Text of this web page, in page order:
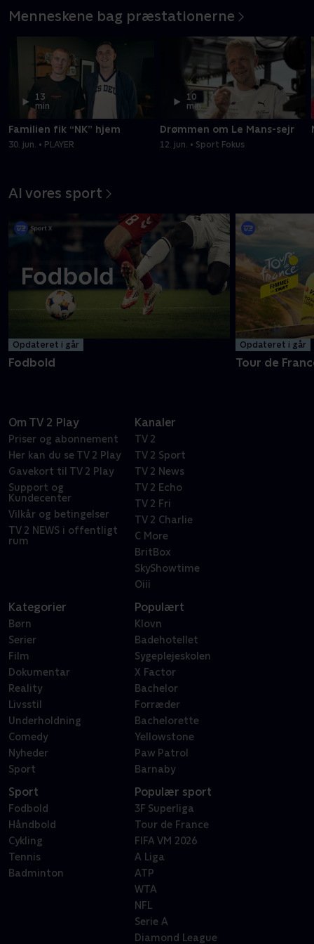
Menneskene bag præstationerne
13
min
Familien fik “NK” hjem
30. jun. • PLAYER
10
min
Drømmen om Le Mans-sejr
12. jun. • Sport Fokus
Al vores sport
Opdateret i går
Fodbold
Opdateret i går
Tour de
Om TV 2 Play
Priser og abonnement
Her kan du se TV 2 Play
Gavekort til TV 2 Play
Support og
Kundecenter
Vilkår og betingelser
TV 2 NEWS i offentligt
rum
Kanaler
TV 2
TV 2 Sport
TV 2 News
TV 2 Echo
TV 2 Fri
TV 2 Charlie
C More
BritBox
SkyShowtime
Oiii
Kategorier
Børn
Serier
Film
Dokumentar
Reality
Livsstil
Underholdning
Comedy
Nyheder
Sport
Populært
Klovn
Badehotellet
Sygeplejeskolen
X Factor
Bachelor
Forræder
Bachelorette
Yellowstone
Paw Patrol
Barnaby
Sport
Fodbold
Håndbold
Cykling
Tennis
Badminton
Populær sport
3F Superliga
Tour de France
FIFA VM 2026
A Liga
ATP
WTA
NFL
Serie A
Diamond League